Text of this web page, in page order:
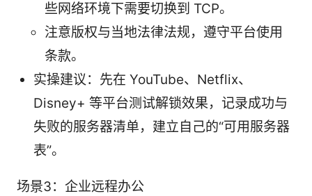
些网络环境下需要切换到 TCP。
注意版权与当地法律法规，遵守平台使用
条款。
实操建议：先在 YouTube、Netflix、
Disney+ 等平台测试解锁效果，记录成功与
失败的服务器清单，建立自己的“可用服务器
表”。
场景3：企业远程办公